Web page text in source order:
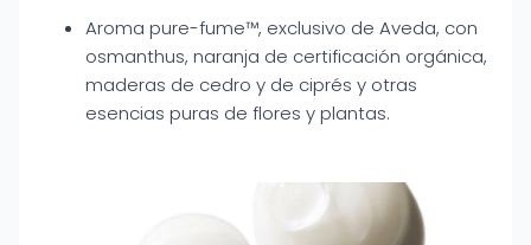
Aroma pure-fume™, exclusivo de Aveda, con
osmanthus, naranja de certificación orgánica,
maderas de cedro y de ciprés y otras
esencias puras de flores y plantas.